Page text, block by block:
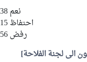
نعم 38
احتفاظ 15
رفض 56
الى لجنة الفلاحة]